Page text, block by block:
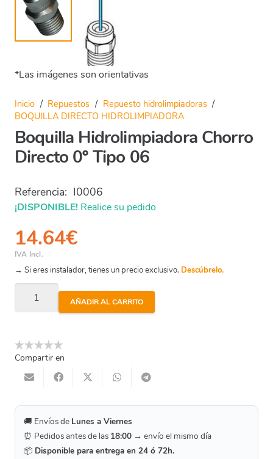
*Las imágenes son orientativas
Inicio / Repuestos / Repuesto hidrolimpiadoras /
BOQUILLA DIRECTO HIDROLIMPIADORA
Boquilla Hidrolimpiadora Chorro
Directo 0º Tipo 06
Referencia: I0006
¡DISPONIBLE! Realice su pedido
14.64€
IVA Incl.
→ Si eres instalador, tienes un precio exclusivo. Descúbrelo.
Boquilla
Hidrolimpiadora
Directo
0º
Tipo
cantidad
AÑADIR AL CARRITO
Compartir en
🚚 Envíos de Lunes a Viernes
⏰ Pedidos antes de las 18:00 → envío el mismo día
📦 Disponible para entrega en 24 ó 72h.